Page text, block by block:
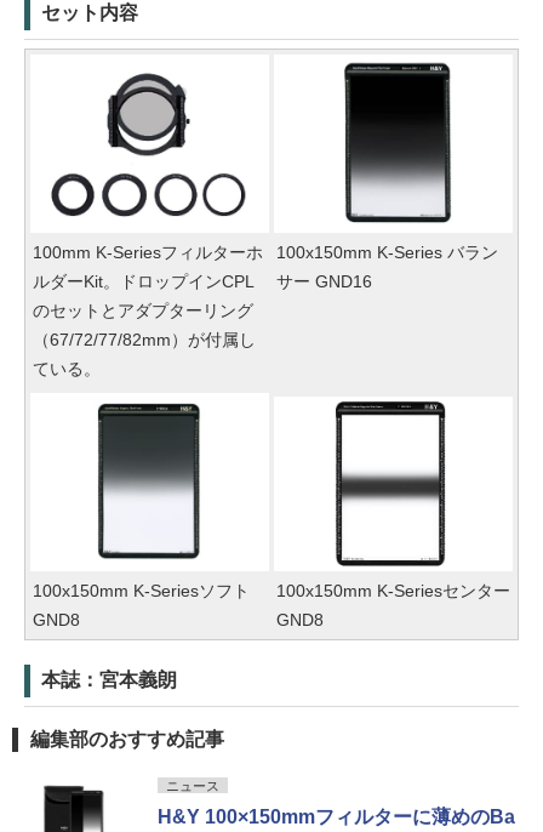
セット内容
100mm K-Seriesフィルターホ
ルダーKit。ドロップインCPL
のセットとアダプターリング
（67/72/77/82mm）が付属し
ている。
100x150mm K-Series バラン
サー GND16
100x150mm K-Seriesソフト
GND8
100x150mm K-Seriesセンター
GND8
本誌：宮本義朗
編集部のおすすめ記事
ニュース
H&Y 100×150mmフィルターに薄めのBa